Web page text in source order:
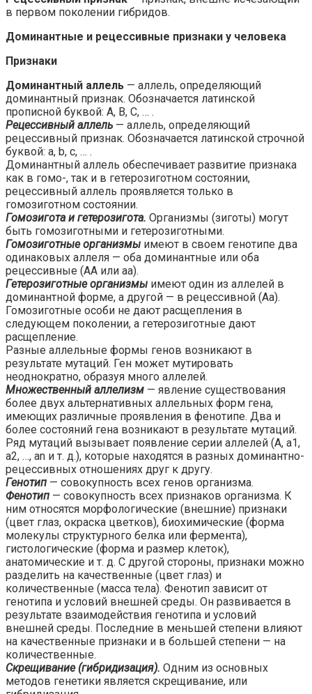
в первом поколении гибридов.
Доминантные и рецессивные признаки у человека
Признаки
Доминантный аллель — аллель, определяющий
доминантный признак. Обозначается латинской
прописной буквой: А, B, С, … .
Рецессивный аллель — аллель, определяющий
рецессивный признак. Обозначается латинской строчной
буквой: а, b, с, … .
Доминантный аллель обеспечивает развитие признака
как в гомо-, так и в гетерозиготном состоянии,
рецессивный аллель проявляется только в
гомозиготном состоянии.
Гомозигота и гетерозигота. Организмы (зиготы) могут
быть гомозиготными и гетерозиготными.
Гомозиготные организмы имеют в своем генотипе два
одинаковых аллеля — оба доминантные или оба
рецессивные (АА или аа).
Гетерозиготные организмы имеют один из аллелей в
доминантной форме, а другой — в рецессивной (Аа).
Гомозиготные особи не дают расщепления в
следующем поколении, а гетерозиготные дают
расщепление.
Разные аллельные формы генов возникают в
результате мутаций. Ген может мутировать
неоднократно, образуя много аллелей.
Множественный аллелизм — явление существования
более двух альтернативных аллельных форм гена,
имеющих различные проявления в фенотипе. Два и
более состояний гена возникают в результате мутаций.
Ряд мутаций вызывает появление серии аллелей (А, а1,
а2, …, аn и т. д.), которые находятся в разных доминантно-
рецессивных отношениях друг к другу.
Генотип — совокупность всех генов организма.
Фенотип — совокупность всех признаков организма. К
ним относятся морфологические (внешние) признаки
(цвет глаз, окраска цветков), биохимические (форма
молекулы структурного белка или фермента),
гистологические (форма и размер клеток),
анатомические и т. д. С другой стороны, признаки можно
разделить на качественные (цвет глаз) и
количественные (масса тела). Фенотип зависит от
генотипа и условий внешней среды. Он развивается в
результате взаимодействия генотипа и условий
внешней среды. Последние в меньшей степени влияют
на качественные признаки и в большей степени — на
количественные.
Скрещивание (гибридизация). Одним из основных
методов генетики является скрещивание, или